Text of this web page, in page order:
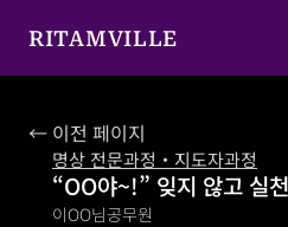
RITAMVILLE
← 이전 페이지
명상 전문과정・지도자과정
“OO야~!” 잊지 않고 실
이OO님공무원